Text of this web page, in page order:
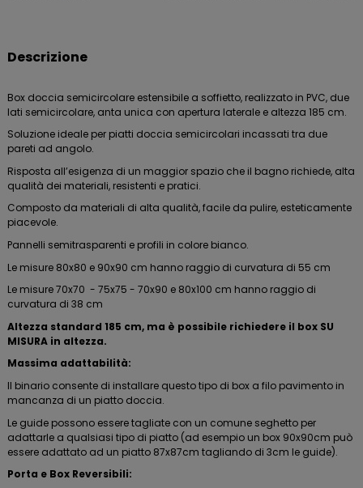
Descrizione
Box doccia semicircolare estensibile a soffietto, realizzato in PVC, due
lati semicircolare, anta unica con apertura laterale e altezza 185 cm.
Soluzione ideale per piatti doccia semicircolari incassati tra due
pareti ad angolo.
Risposta all’esigenza di un maggior spazio che il bagno richiede, alta
qualità dei materiali, resistenti e pratici.
Composto da materiali di alta qualità, facile da pulire, esteticamente
piacevole.
Pannelli semitrasparenti e profili in colore bianco.
Le misure 80x80 e 90x90 cm hanno raggio di curvatura di 55 cm
Le misure 70x70 - 75x75 - 70x90 e 80x100 cm hanno raggio di
curvatura di 38 cm
Altezza standard 185 cm, ma è possibile richiedere il box SU
MISURA in altezza.
Massima adattabilità:
Il binario consente di installare questo tipo di box a filo pavimento in
mancanza di un piatto doccia.
Le guide possono essere tagliate con un comune seghetto per
adattarle a qualsiasi tipo di piatto (ad esempio un box 90x90cm può
essere adattato ad un piatto 87x87cm tagliando di 3cm le guide).
Porta e Box Reversibili: